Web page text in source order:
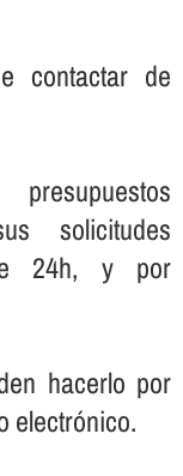
contactar de
solicitudes
24h, y por
hacerlo por
electrónico.